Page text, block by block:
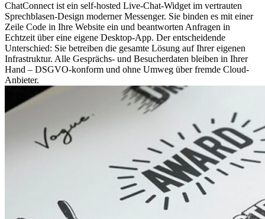
ChatConnect ist ein self-hosted Live-Chat-Widget im vertrauten
Sprechblasen-Design moderner Messenger. Sie binden es mit einer
Zeile Code in Ihre Website ein und beantworten Anfragen in
Echtzeit über eine eigene Desktop-App. Der entscheidende
Unterschied: Sie betreiben die gesamte Lösung auf Ihrer eigenen
Infrastruktur. Alle Gesprächs- und Besucherdaten bleiben in Ihrer
Hand – DSGVO-konform und ohne Umweg über fremde Cloud-
Anbieter.